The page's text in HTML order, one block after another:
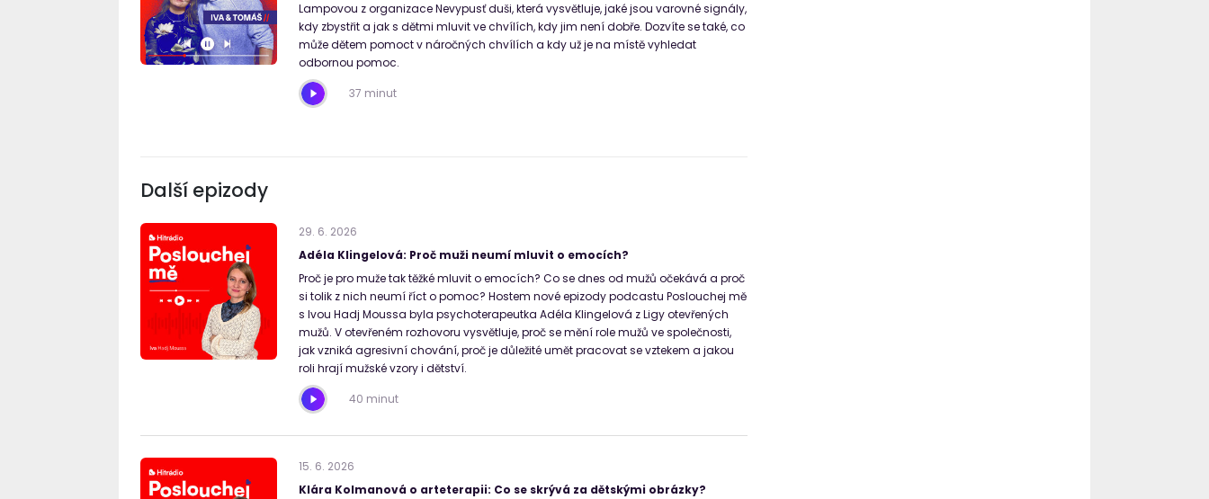
Lampovou z organizace Nevypusť duši, která vysvětluje, jaké jsou varovné signály,
kdy zbystřit a jak s dětmi mluvit ve chvílích, kdy jim není dobře. Dozvíte se také, co
může dětem pomoct v náročných chvílích a kdy už je na místě vyhledat
odbornou pomoc.
37 minut
Další epizody
29. 6. 2026
Adéla Klingelová: Proč muži neumí mluvit o emocích?
Proč je pro muže tak těžké mluvit o emocích? Co se dnes od mužů očekává a proč
si tolik z nich neumí říct o pomoc? Hostem nové epizody podcastu Poslouchej mě
s Ivou Hadj Moussa byla psychoterapeutka Adéla Klingelová z Ligy otevřených
mužů. V otevřeném rozhovoru vysvětluje, proč se mění role mužů ve společnosti,
jak vzniká agresivní chování, proč je důležité umět pracovat se vztekem a jakou
roli hrají mužské vzory i dětství.
40 minut
15. 6. 2026
Klára Kolmanová o arteterapii: Co se skrývá za dětskými obrázky?